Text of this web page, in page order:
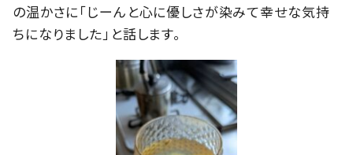
の温かさに「じーんと心に優しさが染みて幸せな気持
ちになりました」と話します。